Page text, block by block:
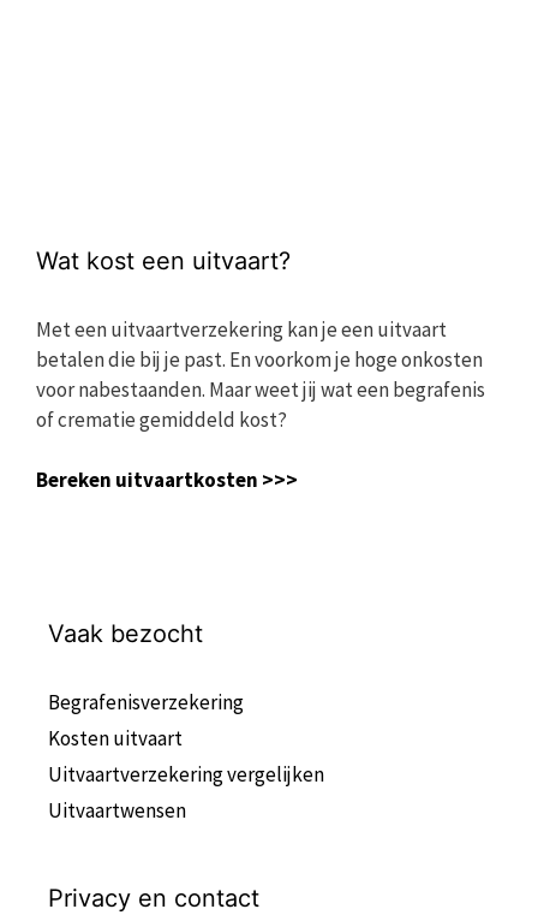
Wat kost een uitvaart?
Met een uitvaartverzekering kan je een uitvaart
betalen die bij je past. En voorkom je hoge onkosten
voor nabestaanden. Maar weet jij wat een begrafenis
of crematie gemiddeld kost?
Bereken uitvaartkosten >>>
Vaak bezocht
Begrafenisverzekering
Kosten uitvaart
Uitvaartverzekering vergelijken
Uitvaartwensen
Privacy en contact